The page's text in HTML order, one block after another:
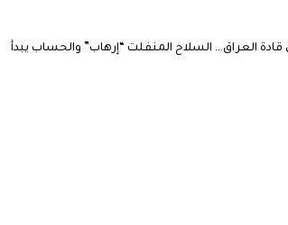
العراق… السلاح المنفلت “إرهاب” والحساب يبدأ